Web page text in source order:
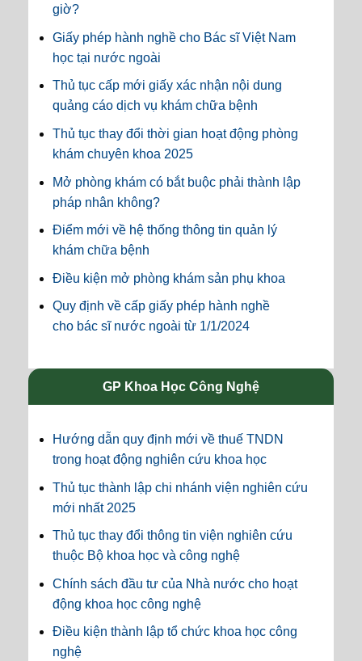
giờ?
Giấy phép hành nghề cho Bác sĩ Việt Nam
học tại nước ngoài
Thủ tục cấp mới giấy xác nhận nội dung
quảng cáo dịch vụ khám chữa bệnh
Thủ tục thay đổi thời gian hoạt động phòng
khám chuyên khoa 2025
Mở phòng khám có bắt buộc phải thành lập
pháp nhân không?
Điểm mới về hệ thống thông tin quản lý
khám chữa bệnh
Điều kiện mở phòng khám sản phụ khoa
Quy định về cấp giấy phép hành nghề
cho bác sĩ nước ngoài từ 1/1/2024
GP Khoa Học Công Nghệ
Hướng dẫn quy định mới về thuế TNDN
trong hoạt động nghiên cứu khoa học
Thủ tục thành lập chi nhánh viện nghiên cứu
mới nhất 2025
Thủ tục thay đổi thông tin viện nghiên cứu
thuộc Bộ khoa học và công nghệ
Chính sách đầu tư của Nhà nước cho hoạt
động khoa học công nghệ
Điều kiện thành lập tổ chức khoa học công
nghệ